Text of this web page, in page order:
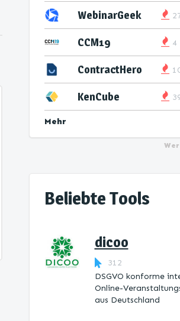
WebinarGeek
CCM19 4
ContractHero
KenCube
Mehr
Beliebte Tools
dicoo
312
DSGVO konforme
Online-
aus Deutschland